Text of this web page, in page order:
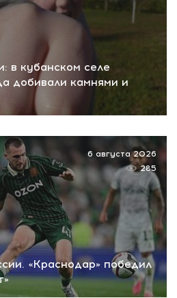
в кубанском селе
добивали камнями и
«Краснодар» победил
6 августа 2026
285